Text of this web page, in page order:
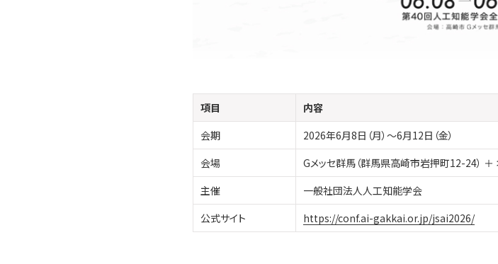
項目
内容
会期
2026年6月8日（月）～6月12日（金）
会場
Gメッセ群馬（群馬県高崎市岩押町12-24） ＋
主催
一般社団法人人工知能学会
公式サイト
https://conf.ai-gakkai.or.jp/jsai2026/